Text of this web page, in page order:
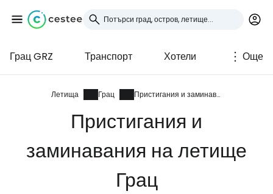
Грац GRZ Транспорт Хотели Още
Летища Грац Пристигания и заминавания
Пристигания и
заминавания на летище
Грац
Влезте в Cestee
... световната общност на туристите
Продължете с Facebook